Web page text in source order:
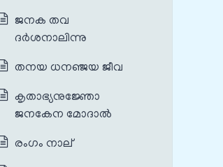
ജനക തവ
ദർശനാലിന്നു
തനയ ധനഞ്ജയ ജീവ
കൃതാഭ്യനുജ്ഞോ
ജനകേന മോദാൽ
രംഗം നാല്